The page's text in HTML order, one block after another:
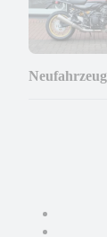
Neufahrzeug